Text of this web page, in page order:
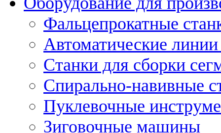
Фальцепрокатные
Автоматические линии
Станки для сборки
Спирально-навивные
Пуклевочные
Зиговочные машины